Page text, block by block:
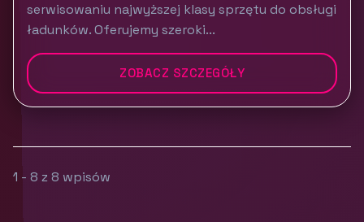
serwisowaniu najwyższej klasy sprzętu do obsługi
ładunków. Oferujemy szeroki...
ZOBACZ SZCZEGÓŁY
1 - 8 z 8 wpisów